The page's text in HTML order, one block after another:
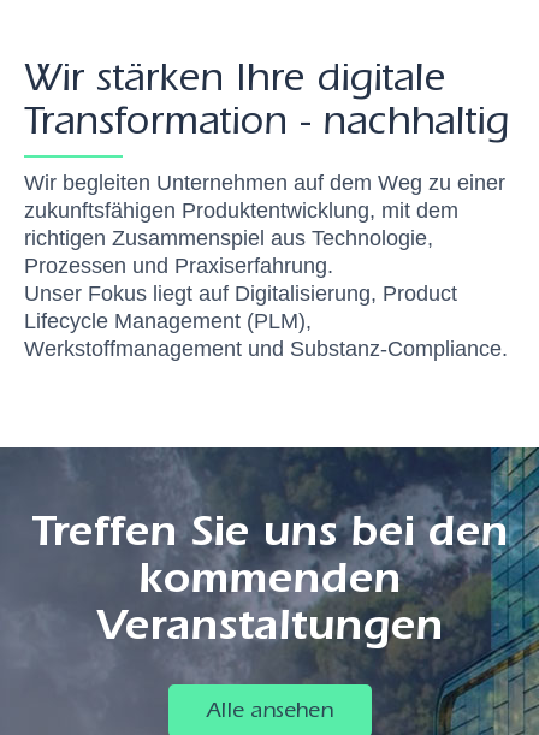
Wir stärken Ihre digitale
Transformation - nachhaltig
Wir begleiten Unternehmen auf dem Weg zu einer
zukunftsfähigen Produktentwicklung, mit dem
richtigen Zusammenspiel aus Technologie,
Prozessen und Praxiserfahrung.
Unser Fokus liegt auf Digitalisierung, Product
Lifecycle Management (PLM),
Werkstoffmanagement und Substanz-Compliance.
Treffen Sie uns bei den
kommenden
Veranstaltungen
Alle ansehen